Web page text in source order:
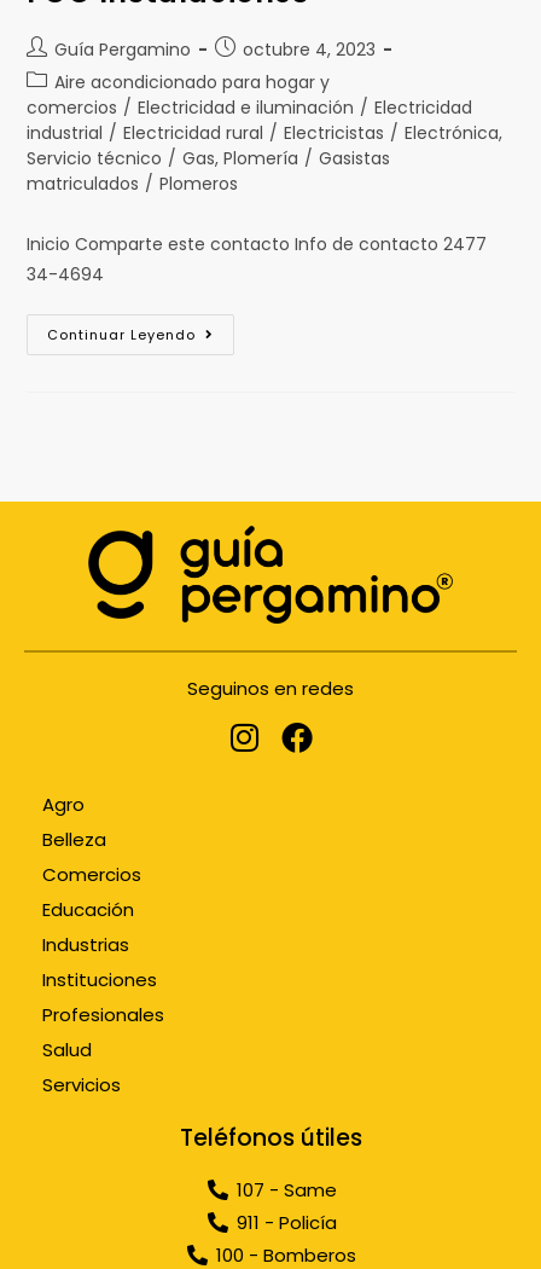
Guía Pergamino
octubre 4, 2023
Aire acondicionado para hogar y
comercios / Electricidad e iluminación / Electricidad
industrial / Electricidad rural / Electricistas / Electrónica,
Servicio técnico / Gas, Plomería / Gasistas
matriculados / Plomeros
Inicio Comparte este contacto Info de contacto 2477
34-4694
Continuar Leyendo
Seguinos en redes
Agro
Belleza
Comercios
Educación
Industrias
Instituciones
Profesionales
Salud
Servicios
Teléfonos útiles
107 - Same
911 - Policía
100 - Bomberos